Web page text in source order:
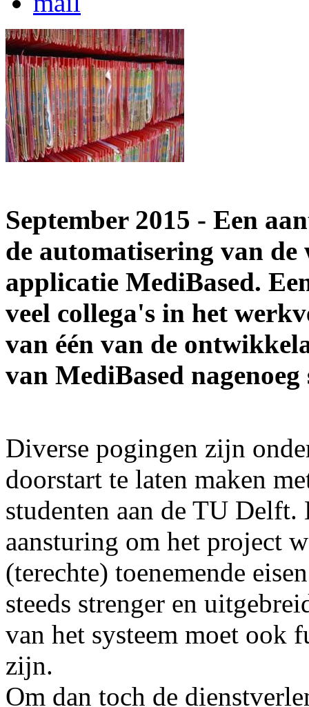
September 2015 - Een
de automatisering van
applicatie MediBased.
veel collega's in het
van één van de
van MediBased
Diverse pogingen zijn
doorstart te laten maken
studenten aan de TU
aansturing om het project
(terechte) toenemende
steeds strenger en
van het systeem moet ook
zijn.
Om dan toch de